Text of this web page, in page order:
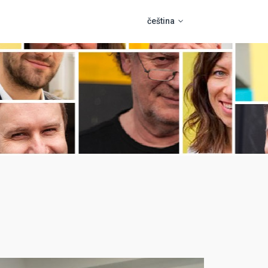
Podpora
Pro zadavatele
HOUSTON
čeština
slovenčina
english
polski